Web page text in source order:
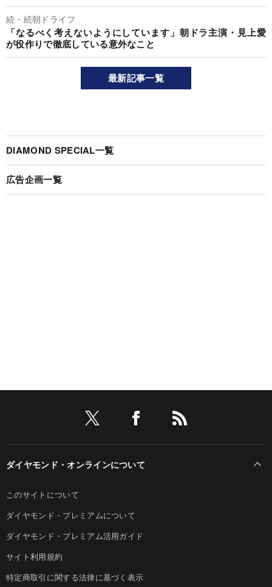
続・続朝ドライフ
「なるべく考えないようにしています」朝ドラ主演・見上愛
が役作りで徹底している意外なこと
最新記事一覧
DIAMOND SPECIAL一覧
広告企画一覧
ダイヤモンド・オンラインについて
このサイトについて
ダイヤモンド・プレミアムについて
ダイヤモンド・プレミアム活用ガイド
サイト利用規約
特定商取引に関する法律に基づく表示